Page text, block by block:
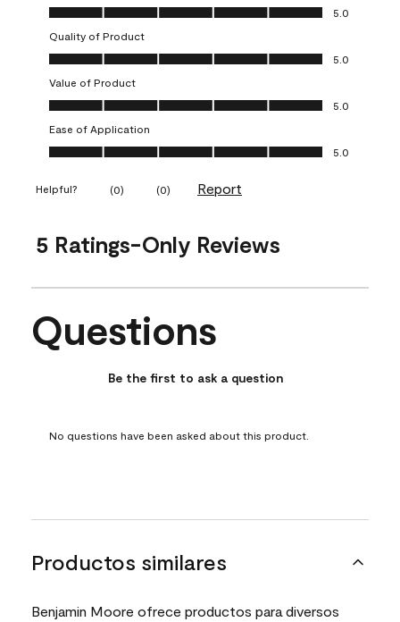
Overall Appearance, 5.0 out of 5
5.0
Quality of Product
Quality of Product, 5.0 out of 5
5.0
Value of Product
Value of Product, 5.0 out of 5
5.0
Ease of Application
Ease of Application, 5.0 out of 5
5.0
Helpful? (0) (0) Report
5 Ratings-Only Reviews
No questions have been asked about this product.
Questions
Be the first to ask a question
No questions have been asked about this product.
Productos similares
Benjamin Moore ofrece productos para diversos